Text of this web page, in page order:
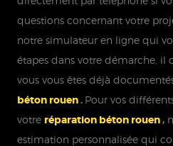
questions concernant votre
notre simulateur en ligne qui
étapes dans votre démarche, il
vous vous êtes déjà
béton rouen. Pour vos
votre réparation béton rouen,
estimation personnalisée qui